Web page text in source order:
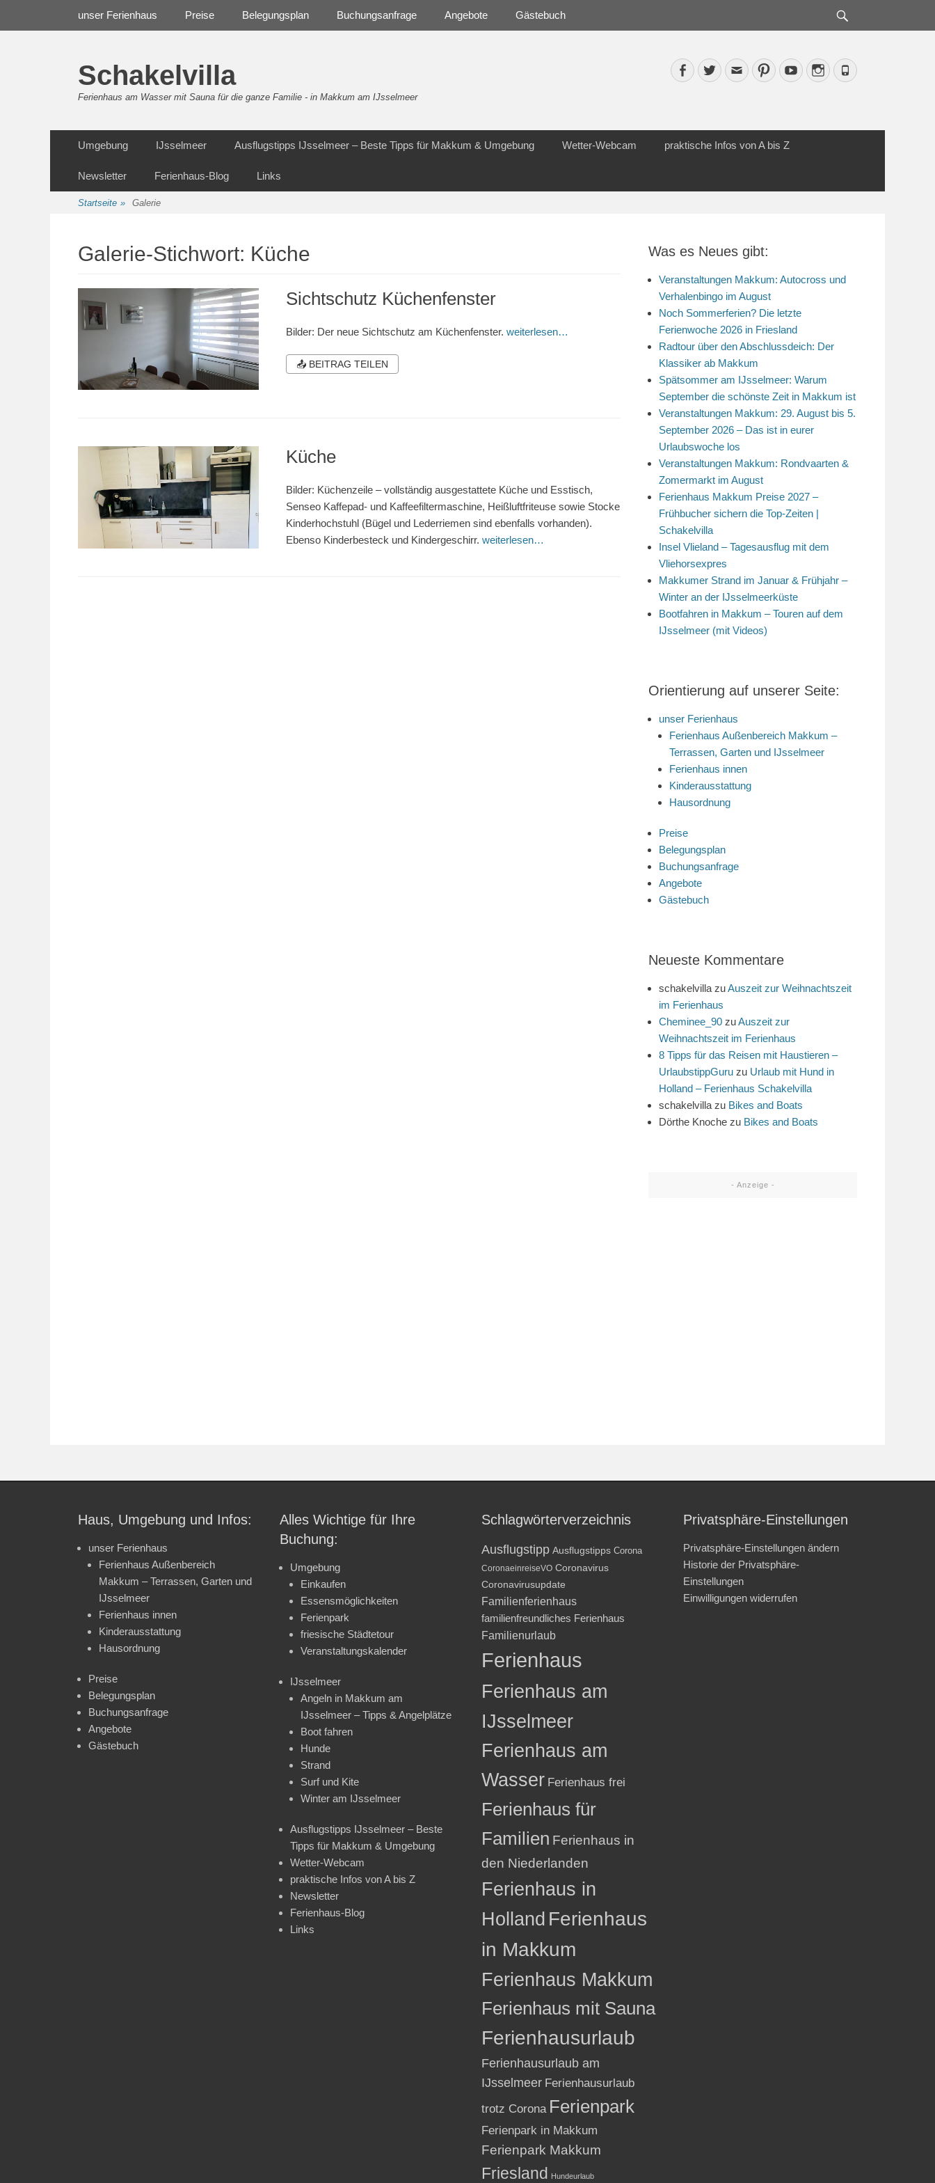
unser Ferienhaus Preise Belegungsplan Buchungsanfrage Angebote Gästebuch
Schakelvilla
Ferienhaus am Wasser mit Sauna für die ganze Familie - in Makkum am IJsselmeer
Facebook
TwitterEmailPinterestYouTubeInstagram
Phone
Inhalt
Umgebung IJsselmeer Ausflugstipps IJsselmeer – Beste Tipps für Makkum & Umgebung Wetter-Webcam praktische Infos von A bis Z
Newsletter Ferienhaus-Blog Links
Startseite » Galerie
Galerie-Stichwort: Küche
Sichtschutz Küchenfenster
Bilder: Der neue Sichtschutz am Küchenfenster. weiterlesen…
📤 BEITRAG TEILEN
Küche
Bilder: Küchenzeile – vollständig ausgestattete Küche und Esstisch,
Senseo Kaffepad- und Kaffeefiltermaschine, Heißluftfriteuse sowie Stocke
Kinderhochstuhl (Bügel und Lederriemen sind ebenfalls vorhanden).
Ebenso Kinderbesteck und Kindergeschirr. weiterlesen…
Was es Neues gibt:
Veranstaltungen Makkum: Autocross und
Verhalenbingo im August
Noch Sommerferien? Die letzte
Ferienwoche 2026 in Friesland
Radtour über den Abschlussdeich: Der
Klassiker ab Makkum
Spätsommer am IJsselmeer: Warum
September die schönste Zeit in Makkum ist
Veranstaltungen Makkum: 29. August bis 5.
September 2026 – Das ist in eurer
Urlaubswoche los
Veranstaltungen Makkum: Rondvaarten &
Zomermarkt im August
Ferienhaus Makkum Preise 2027 –
Frühbucher sichern die Top-Zeiten |
Schakelvilla
Insel Vlieland – Tagesausflug mit dem
Vliehorsexpres
Makkumer Strand im Januar & Frühjahr –
Winter an der IJsselmeerküste
Bootfahren in Makkum – Touren auf dem
IJsselmeer (mit Videos)
Orientierung auf unserer Seite:
unser Ferienhaus
Ferienhaus Außenbereich Makkum –
Terrassen, Garten und IJsselmeer
Ferienhaus innen
Kinderausstattung
Hausordnung
Preise
Belegungsplan
Buchungsanfrage
Angebote
Gästebuch
Neueste Kommentare
schakelvilla zuAuszeit zur Weihnachtszeit
im Ferienhaus
Cheminee_90 zuAuszeit zur
Weihnachtszeit im Ferienhaus
8 Tipps für das Reisen mit Haustieren –
UrlaubstippGuru zu Urlaub mit Hund in
Holland – Ferienhaus Schakelvilla
schakelvilla zu Bikes and Boats
Dörthe Knoche zu Bikes and Boats
- Anzeige -
Haus, Umgebung und Infos:
unser Ferienhaus
Ferienhaus Außenbereich
Makkum – Terrassen, Garten und
IJsselmeer
Ferienhaus innen
Kinderausstattung
Hausordnung
Preise
Belegungsplan
Buchungsanfrage
Angebote
Gästebuch
Alles Wichtige für Ihre
Buchung:
Umgebung
Einkaufen
Essensmöglichkeiten
Ferienpark
friesische Städtetour
Veranstaltungskalender
IJsselmeer
Angeln in Makkum am
IJsselmeer – Tipps & Angelplätze
Boot fahren
Hunde
Strand
Surf und Kite
Winter am IJsselmeer
Ausflugstipps IJsselmeer – Beste
Tipps für Makkum & Umgebung
Wetter-Webcam
praktische Infos von A bis Z
Newsletter
Ferienhaus-Blog
Links
Schlagwörterverzeichnis
Ausflugstipp Ausflugstipps Corona
CoronaeinreiseVO Coronavirus
Coronavirusupdate
Familienferienhaus
familienfreundliches Ferienhaus
Familienurlaub
Ferienhaus
Ferienhaus am
IJsselmeer
Ferienhaus am
Wasser Ferienhaus frei
Ferienhaus für
Familien Ferienhaus in
den Niederlanden
Ferienhaus in
Holland Ferienhaus
in Makkum
Ferienhaus Makkum
Ferienhaus mit Sauna
Ferienhausurlaub
Ferienhausurlaub am
IJsselmeer Ferienhausurlaub
trotz Corona Ferienpark
Ferienpark in Makkum
Ferienpark Makkum
Friesland Hundeurlaub
Privatsphäre-Einstellungen
Privatsphäre-Einstellungen ändern
Historie der Privatsphäre-
Einstellungen
Einwilligungen widerrufen